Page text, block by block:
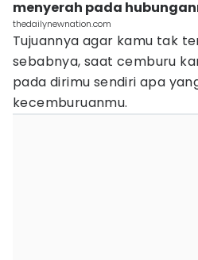
menyerah pada
thedailynewnation.com
Tujuannya agar kamu tak
sebabnya, saat cemburu
pada dirimu sendiri apa
kecemburuanmu.